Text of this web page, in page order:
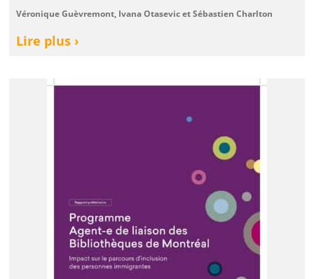
Véronique Guèvremont, Ivana Otasevic et Sébastien Charlton
Lire plus ›